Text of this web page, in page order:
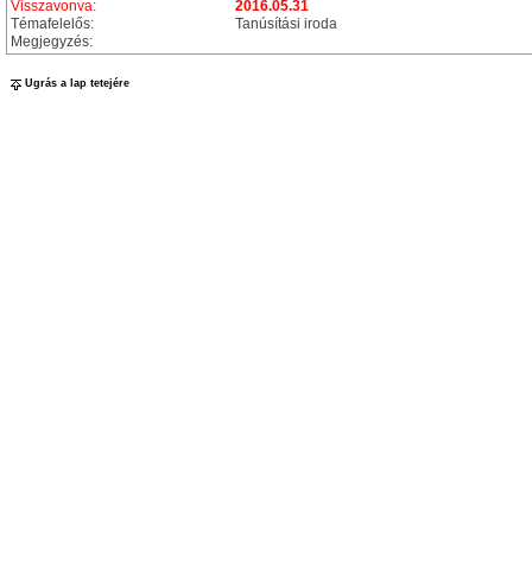
Visszavonva:
2016.05.31
Témafelelős:
Tanúsítási iroda
Megjegyzés:
Ugrás a lap tetejére